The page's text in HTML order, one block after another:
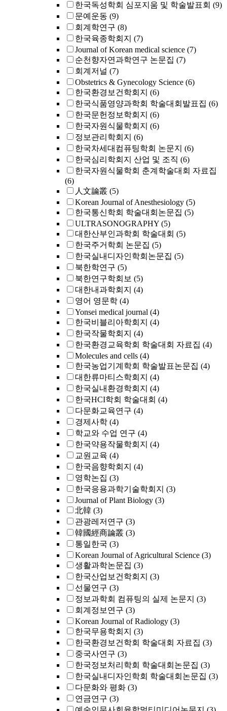
한국독성학회 심포지움 및 학술발표회 (9)
문예운동 (9)
회계학연구 (8)
한국육종학회지 (7)
Journal of Korean medical science (7)
순천향자연과학연구 논문집 (7)
회계저널 (7)
Obstetrics & Gynecology Science (6)
한국환경보건학회지 (6)
한국식품영양과학회 학술대회발표집 (6)
한국문헌정보학회지 (6)
한국자원식물학회지 (6)
정보관리학회지 (6)
한국차세대컴퓨팅학회 논문지 (6)
한국심리학회지 산업 및 조직 (6)
한국자원식물학회 춘계학술대회 자료집
(6)
人文論叢 (5)
Korean Journal of Anesthesiology (5)
한국통신학회 학술대회논문집 (5)
ULTRASONOGRAPHY (5)
대한산부인과학회 학술대회 (5)
한국주거학회 논문집 (5)
한국실내디자인학회논문집 (5)
북한학연구 (5)
북한연구학회보 (5)
대한내과학회지 (4)
영어 영문학 (4)
Yonsei medical journal (4)
한국비블리아학회지 (4)
한국작물학회지 (4)
한국환경교육학회 학술대회 자료집 (4)
Molecules and cells (4)
한국농업기계학회 학술발표논문집 (4)
대한류마티스학회지 (4)
한국실내환경학회지 (4)
한국HCI학회 학술대회 (4)
다문화교육연구 (4)
경제사학 (4)
학교와 수업 연구 (4)
한국약용작물학회지 (4)
교원교육 (4)
한국음향학회지 (4)
영학논집 (3)
한국응용과학기술학회지 (3)
Journal of Plant Biology (3)
北韓 (3)
관광레저연구 (3)
韓國經商論叢 (3)
통일한국 (3)
Korean Journal of Agricultural Science (3)
생활과학논문집 (3)
한국산업보건학회지 (3)
선물연구 (3)
정보과학회 컴퓨팅의 실제 논문지 (3)
회계정보연구 (3)
Korean Journal of Radiology (3)
한국무용학회지 (3)
한국환경보건학회 학술대회 자료집 (3)
중국사연구 (3)
한국정보처리학회 학술대회논문집 (3)
한국실내디자인학회 학술대회논문집 (3)
다문화와 평화 (3)
연금연구 (3)